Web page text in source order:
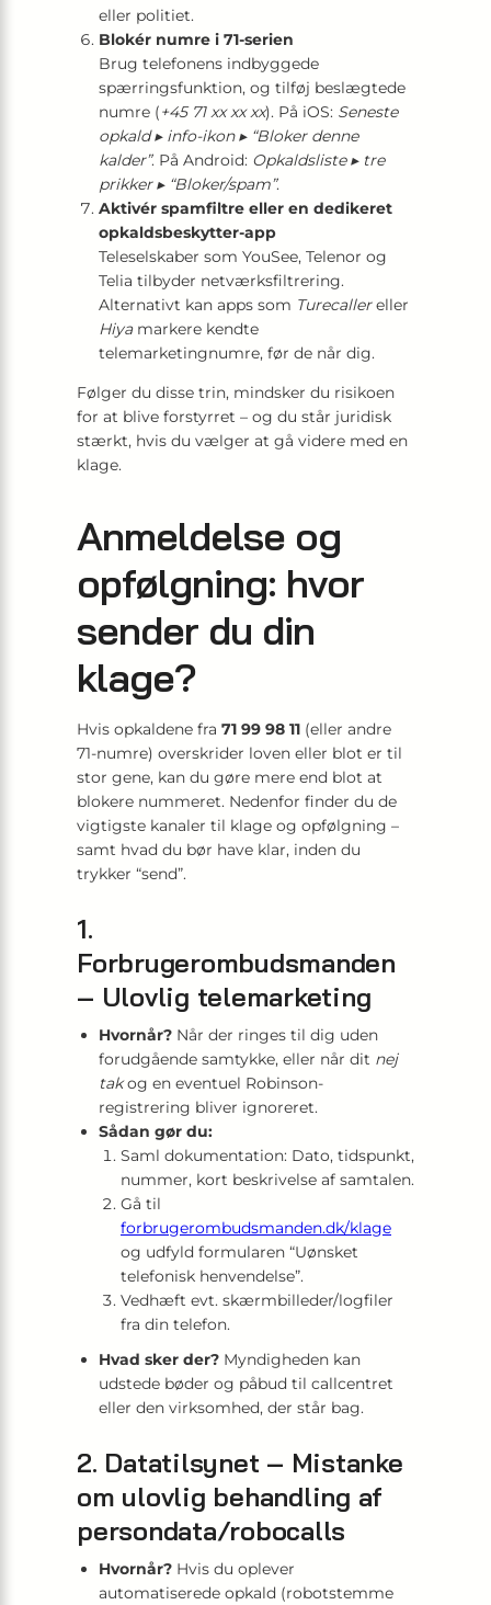
eller politiet.
Blokér numre i 71-serien
Brug telefonens indbyggede
spærringsfunktion, og tilføj beslægtede
numre (+45 71 xx xx xx). På iOS: Seneste
opkald ▸ info-ikon ▸ “Bloker denne
kalder”. På Android: Opkaldsliste ▸ tre
prikker ▸ “Bloker/spam”.
Aktivér spamfiltre eller en dedikeret
opkaldsbeskytter-app
Teleselskaber som YouSee, Telenor og
Telia tilbyder netværksfiltrering.
Alternativt kan apps som Turecallereller
Hiyamarkere kendte
telemarketingnumre, før de når dig.
Følger du disse trin, mindsker du risikoen
for at blive forstyrret – og du står juridisk
stærkt, hvis du vælger at gå videre med en
klage.
Anmeldelse og
opfølgning: hvor
sender du din
klage?
Hvis opkaldene fra 71 99 98 11 (eller andre
71-numre) overskrider loven eller blot er til
stor gene, kan du gøre mere end blot at
blokere nummeret. Nedenfor finder du de
vigtigste kanaler til klage og opfølgning –
samt hvad du bør have klar, inden du
trykker “send”.
1.
Forbrugerombudsmanden
– Ulovlig telemarketing
Hvornår? Når der ringes til dig uden
forudgående samtykke, eller når dit nej
takog en eventuel Robinson-
registrering bliver ignoreret.
Sådan gør du:
Saml dokumentation: Dato, tidspunkt,
nummer, kort beskrivelse af samtalen.
Gå til
forbrugerombudsmanden.dk/klage
og udfyld formularen “Uønsket
telefonisk henvendelse”.
Vedhæft evt. skærmbilleder/logfiler
fra din telefon.
Hvad sker der? Myndigheden kan
udstede bøder og påbud til callcentret
eller den virksomhed, der står bag.
2. Datatilsynet – Mistanke
om ulovlig behandling af
persondata/robocalls
Hvornår? Hvis du oplever
automatiserede opkald (robotstemme